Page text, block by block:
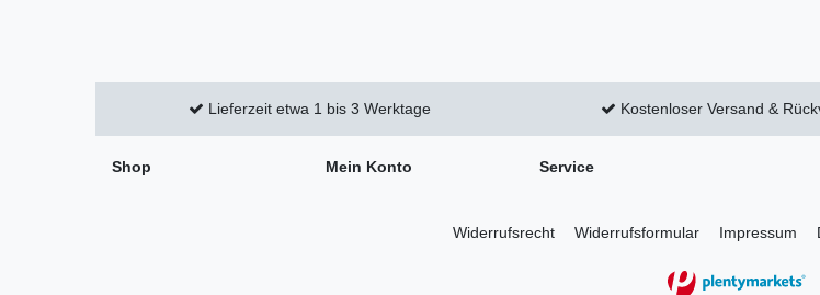
Lieferzeit etwa 1 bis 3 Werktage Kostenloser Versand &
Shop Mein Konto Service
Widerrufs­recht Widerrufs­formular Impressum